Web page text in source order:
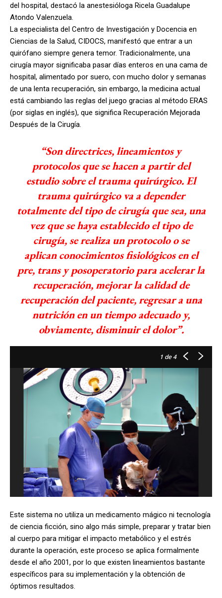
del hospital, destacó la anestesióloga Ricela Guadalupe
Atondo Valenzuela.
La especialista del Centro de Investigación y Docencia en
Ciencias de la Salud, CIDOCS, manifestó que entrar a un
quirófano siempre genera temor. Tradicionalmente, una
cirugía mayor significaba pasar días enteros en una cama de
hospital, alimentado por suero, con mucho dolor y semanas
de una lenta recuperación, sin embargo, la medicina actual
está cambiando las reglas del juego gracias al método ERAS
(por siglas en inglés), que significa Recuperación Mejorada
Después de la Cirugía.
“Son directrices, lineamientos y
protocolos que se hacen a partir del
estudio sobre el trauma quirúrgico. El
trauma quirúrgico va a depender
totalmente del tipo de cirugía que sea, una
vez que se haya establecido el tipo de
cirugía, se realiza un protocolo o se
aplican conocimientos fisiológicos en el
pre, trans y posoperatorio para acelerar la
recuperación, mejorar la calidad de
recuperación del paciente, regresar a una
nutrición en un tiempo adecuado y,
obviamente, disminuir el dolor”.
1 de 4
Este sistema no utiliza un medicamento mágico ni tecnología
de ciencia ficción, sino algo más simple, preparar y tratar bien
al cuerpo para mitigar el impacto metabólico y el estrés
durante la operación, este proceso se aplica formalmente
desde el año 2001, por lo que existen lineamientos bastante
específicos para su implementación y la obtención de
óptimos resultados.